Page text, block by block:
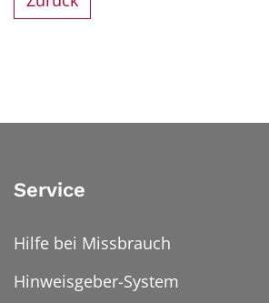
Service
Hilfe bei Missbrauch
Hinweisgeber-System